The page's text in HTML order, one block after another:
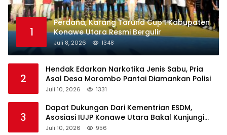
1
Perdana, Karang Taruna Cup I Kabupaten
Konawe Utara Resmi Bergulir
Juli 8, 2026 1348
2
Hendak Edarkan Narkotika Jenis Sabu, Pria
Asal Desa Morombo Pantai Diamankan Polisi
Juli 10, 2026 1331
3
Dapat Dukungan Dari Kementrian ESDM,
Asosiasi IUJP Konawe Utara Bakal Kunjungi
Pemegang IUP di Konut
Juli 10, 2026 956